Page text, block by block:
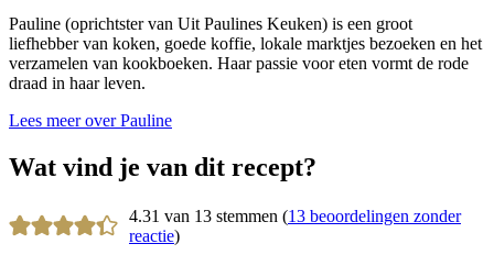
Pauline (oprichtster van Uit Paulines Keuken) is een groot
liefhebber van koken, goede koffie, lokale marktjes bezoeken en het
verzamelen van kookboeken. Haar passie voor eten vormt de rode
draad in haar leven.
Lees meer over Pauline
Wat vind je van dit recept?
4.31 van 13 stemmen (13 beoordelingen zonder
reactie)